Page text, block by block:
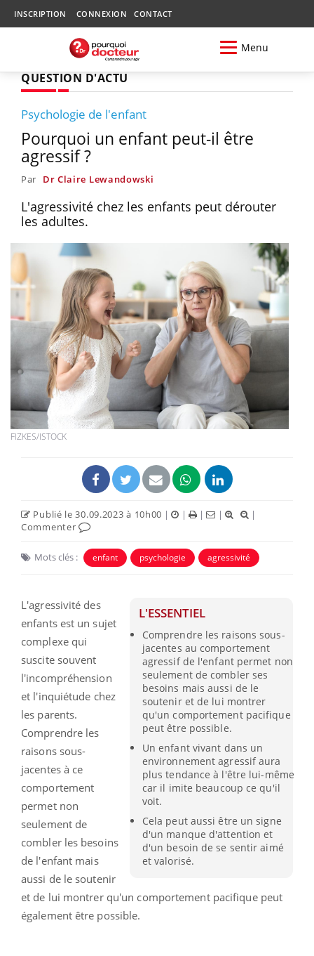
INSCRIPTION CONNEXION CONTACT
Menu
QUESTION D'ACTU
Psychologie de l'enfant
Pourquoi un enfant peut-il être
agressif ?
Par Dr Claire Lewandowski
L'agressivité chez les enfants peut dérouter
les adultes.
FIZKES/ISTOCK
Publié le 30.09.2023 à 10h00 | | | |
|
Commenter
Mots clés : enfant psychologie agressivité
L'ESSENTIEL
Comprendre les raisons sous-
jacentes au comportement
agressif de l'enfant permet non
seulement de combler ses
besoins mais aussi de le
soutenir et de lui montrer
qu'un comportement pacifique
peut être possible.
Un enfant vivant dans un
environnement agressif aura
plus tendance à l'être lui-même
car il imite beaucoup ce qu'il
voit.
Cela peut aussi être un signe
d'un manque d'attention et
d'un besoin de se sentir aimé
et valorisé.
L'agressivité des
enfants est un sujet
complexe qui
suscite souvent
l'incompréhension
et l'inquiétude chez
les parents.
Comprendre les
raisons sous-
jacentes à ce
comportement
permet non
seulement de
combler les besoins
de l'enfant mais
aussi de le soutenir
et de lui montrer qu'un comportement pacifique peut
également être possible.